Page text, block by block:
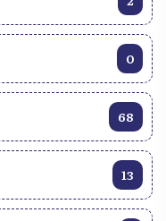
0
68
13